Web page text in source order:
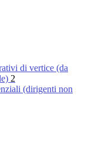
di vertice (da
2
(dirigenti non